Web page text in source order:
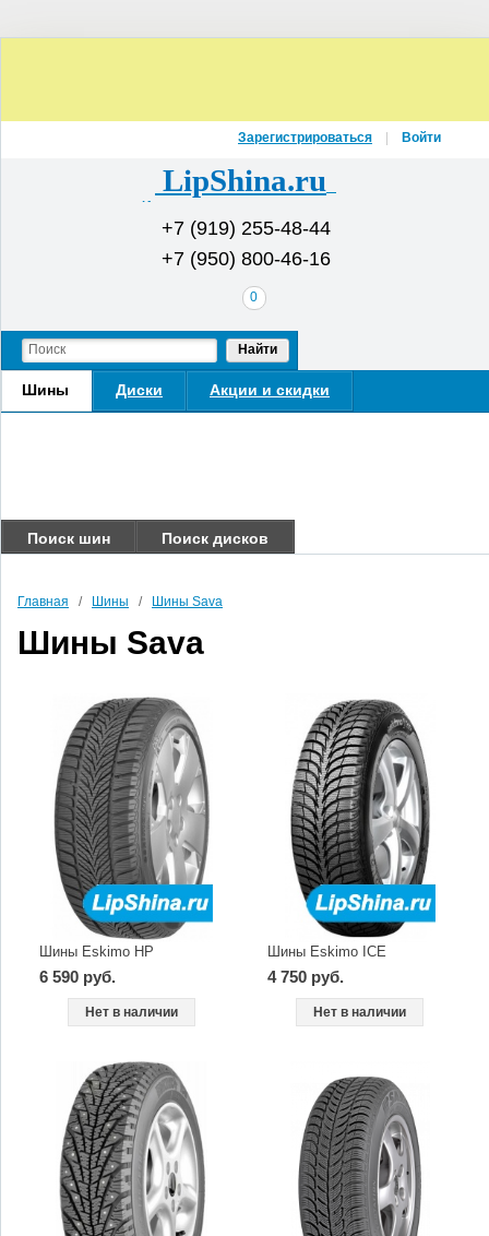
LipShina.ru
Интернет-магазин шин и дисков
+7 (919) 255-48-44
+7 (950) 800-46-16
В
вашей
корзине
0
Шины Диски Акции и скидки
Найти
Зарегистрироваться Войти
Поиск шин Поиск дисков
Главная / Шины / Шины Sava
Шины Sava
Шины Eskimo HP
6 590 руб.
Нет в наличии
Шины Eskimo ICE
4 750 руб.
Нет в наличии